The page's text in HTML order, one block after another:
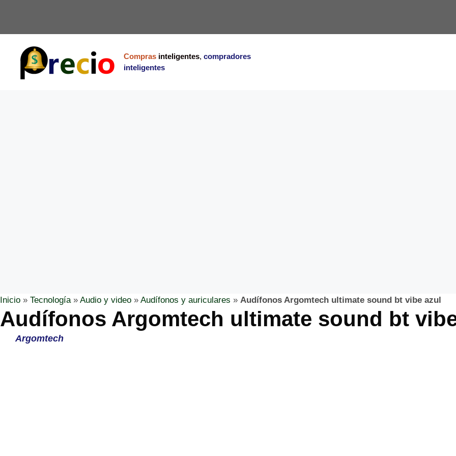
Compras inteligentes, compradores
inteligentes
Inicio » Tecnología» Audio y video » Audífonos y auriculares » Audífonos Argomtech ultimate sound bt vibe azul
Audífonos Argomtech ultimate sound bt
Argomtech